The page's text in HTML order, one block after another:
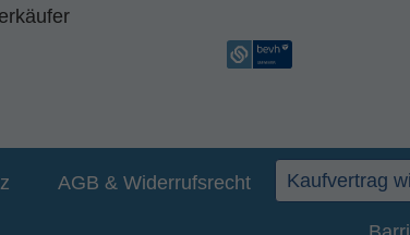
AGB & Widerrufsrecht Kaufvertrag